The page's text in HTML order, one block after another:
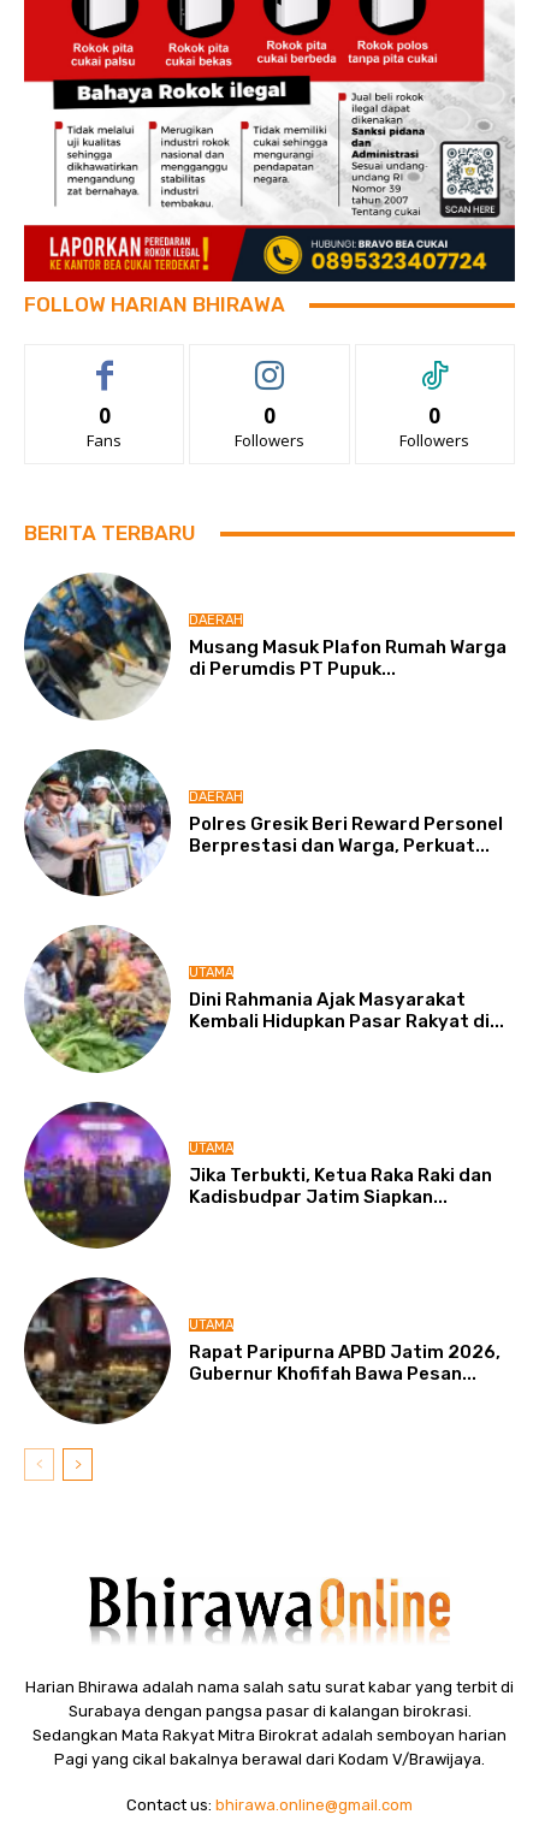
FOLLOW HARIAN BHIRAWA
0
Fans
0
Followers
0
Followers
BERITA TERBARU
DAERAH
Musang Masuk Plafon Rumah Warga
di Perumdis PT Pupuk...
DAERAH
Polres Gresik Beri Reward Personel
Berprestasi dan Warga, Perkuat...
UTAMA
Dini Rahmania Ajak Masyarakat
Kembali Hidupkan Pasar Rakyat di...
UTAMA
Jika Terbukti, Ketua Raka Raki dan
Kadisbudpar Jatim Siapkan...
UTAMA
Rapat Paripurna APBD Jatim 2026,
Gubernur Khofifah Bawa Pesan...
Harian Bhirawa adalah nama salah satu surat kabar yang terbit di
Surabaya dengan pangsa pasar di kalangan birokrasi.
Sedangkan Mata Rakyat Mitra Birokrat adalah semboyan harian
Pagi yang cikal bakalnya berawal dari Kodam V/Brawijaya.
Contact us: bhirawa.online@gmail.com